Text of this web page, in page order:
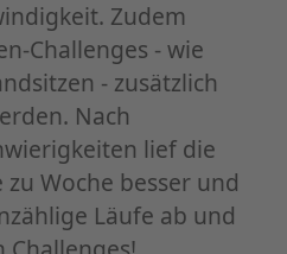
Zudem
Challenges - wie
- zusätzlich
Nach
lief die
Woche besser und
Läufe ab und